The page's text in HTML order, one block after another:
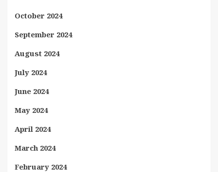
October 2024
September 2024
August 2024
July 2024
June 2024
May 2024
April 2024
March 2024
February 2024